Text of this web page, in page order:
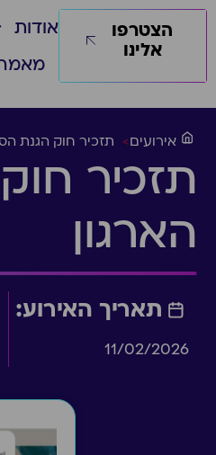
הצטרפו
אלינו
אודות
אירועים> תזכיר חוק הגנת
תזכיר
הארגון
תאריך האירוע:
11/02/2026